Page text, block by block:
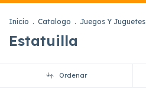
Inicio . Catalogo . Juegos Y Juguetes
Estatuilla
Ordenar